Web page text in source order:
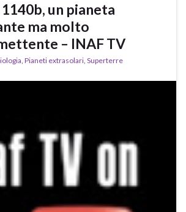
1140b, un pianeta
ma molto
– INAF TV
, Pianeti extrasolari, Superterre